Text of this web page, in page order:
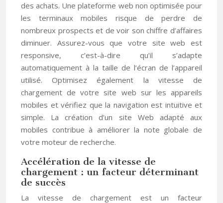
des achats. Une plateforme web non optimisée pour
les terminaux mobiles risque de perdre de
nombreux prospects et de voir son chiffre d’affaires
diminuer. Assurez-vous que votre site web est
responsive, c’est-à-dire qu’il s’adapte
automatiquement à la taille de l’écran de l’appareil
utilisé. Optimisez également la vitesse de
chargement de votre site web sur les appareils
mobiles et vérifiez que la navigation est intuitive et
simple. La création d’un site Web adapté aux
mobiles contribue à améliorer la note globale de
votre moteur de recherche.
Accélération de la vitesse de
chargement : un facteur déterminant
de succès
La vitesse de chargement est un facteur